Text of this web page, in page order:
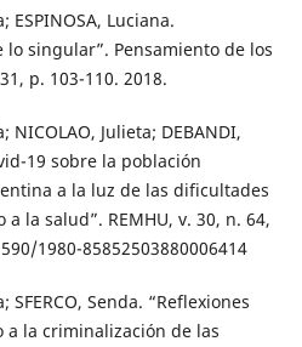
ESPINOSA, Luciana.
lo singular”. Pensamiento de los
p. 103-110. 2018.
NICOLAO, Julieta; DEBANDI,
19 sobre la población
a la luz de las dificultades
la salud”. REMHU, v. 30, n. 64,
1980-85852503880006414
SFERCO, Senda. “Reflexiones
la criminalización de las